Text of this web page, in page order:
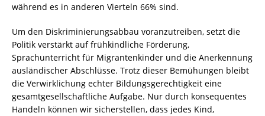
während es in anderen Vierteln 66% sind.
Um den Diskriminierungsabbau voranzutreiben, setzt die
Politik verstärkt auf frühkindliche Förderung,
Sprachunterricht für Migrantenkinder und die Anerkennung
ausländischer Abschlüsse. Trotz dieser Bemühungen bleibt
die Verwirklichung echter Bildungsgerechtigkeit eine
gesamtgesellschaftliche Aufgabe. Nur durch konsequentes
Handeln können wir sicherstellen, dass jedes Kind,